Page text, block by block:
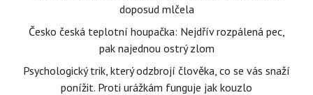
doposud mlčela
Česko česká teplotní houpačka: Nejdřív rozpálená pec,
pak najednou ostrý zlom
Psychologický trik, který odzbrojí člověka, co se vás snaží
ponížit. Proti urážkám funguje jak kouzlo